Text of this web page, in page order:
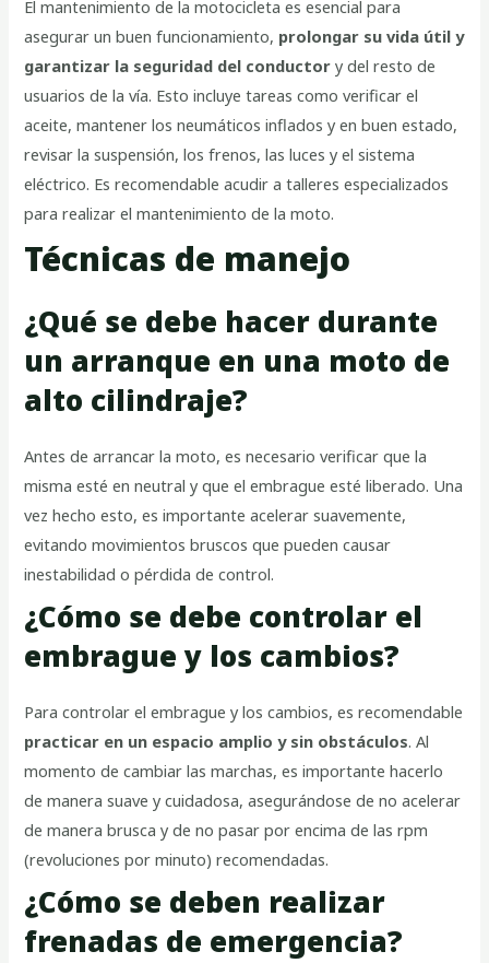
El mantenimiento de la motocicleta es esencial para
asegurar un buen funcionamiento, prolongar su vida útil y
garantizar la seguridad del conductor y del resto de
usuarios de la vía. Esto incluye tareas como verificar el
aceite, mantener los neumáticos inflados y en buen estado,
revisar la suspensión, los frenos, las luces y el sistema
eléctrico. Es recomendable acudir a talleres especializados
para realizar el mantenimiento de la moto.
Técnicas de manejo
¿Qué se debe hacer durante
un arranque en una moto de
alto cilindraje?
Antes de arrancar la moto, es necesario verificar que la
misma esté en neutral y que el embrague esté liberado. Una
vez hecho esto, es importante acelerar suavemente,
evitando movimientos bruscos que pueden causar
inestabilidad o pérdida de control.
¿Cómo se debe controlar el
embrague y los cambios?
Para controlar el embrague y los cambios, es recomendable
practicar en un espacio amplio y sin obstáculos. Al
momento de cambiar las marchas, es importante hacerlo
de manera suave y cuidadosa, asegurándose de no acelerar
de manera brusca y de no pasar por encima de las rpm
(revoluciones por minuto) recomendadas.
¿Cómo se deben realizar
frenadas de emergencia?